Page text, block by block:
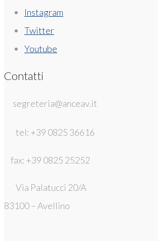
Instagram
Twitter
Youtube
Contatti
segreteria@anceav.it
tel: +39 0825 36616
fax: +39 0825 25252
Via Palatucci 20/A
83100 – Avellino